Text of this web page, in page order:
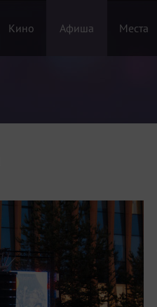
Кино Афиша Места